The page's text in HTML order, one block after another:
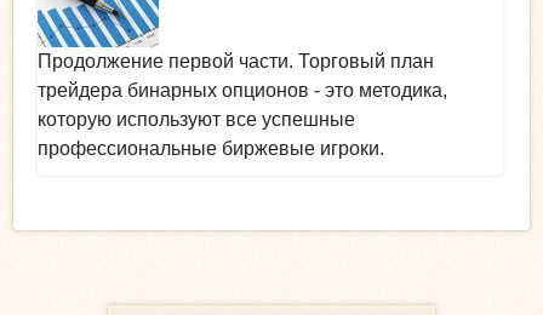
Продолжение первой части. Торговый план
трейдера бинарных опционов - это методика,
которую используют все успешные
профессиональные биржевые игроки.